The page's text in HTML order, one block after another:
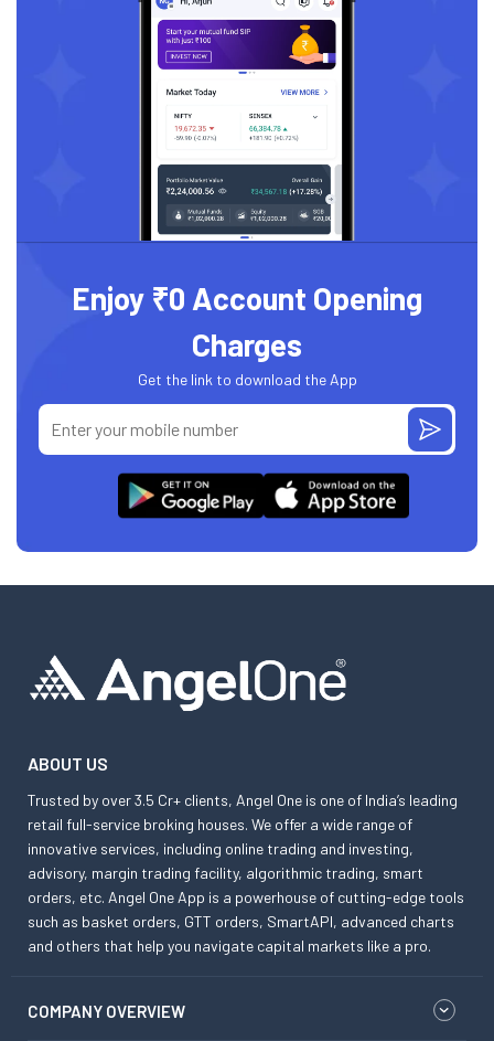
Enjoy ₹0 Account Opening
Charges
Get the link to download the App
ABOUT US
Trusted by over 3.5 Cr+ clients, Angel One is one of India’s leading
retail full-service broking houses. We offer a wide range of
innovative services, including online trading and investing,
advisory, margin trading facility, algorithmic trading, smart
orders, etc. Angel One App is a powerhouse of cutting-edge tools
such as basket orders, GTT orders, SmartAPI, advanced charts
and others that help you navigate capital markets like a pro.
COMPANY OVERVIEW